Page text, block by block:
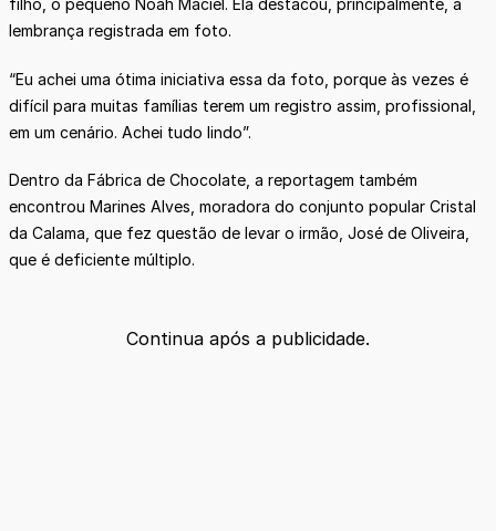
filho, o pequeno Noah Maciel. Ela destacou, principalmente, a
lembrança registrada em foto.
“Eu achei uma ótima iniciativa essa da foto, porque às vezes é
difícil para muitas famílias terem um registro assim, profissional,
em um cenário. Achei tudo lindo”.
Dentro da Fábrica de Chocolate, a reportagem também
encontrou Marines Alves, moradora do conjunto popular Cristal
da Calama, que fez questão de levar o irmão, José de Oliveira,
que é deficiente múltiplo.
Continua após a publicidade.